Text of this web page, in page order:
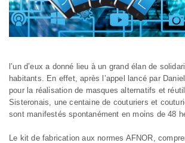
l’un d’eux a donné lieu à un grand élan de
habitants. En effet, après l’appel lancé par
pour la réalisation de masques alternatifs et
Sisteronais, une centaine de couturiers et
sont manifestés spontanément en moins de 48
Le kit de fabrication aux normes AFNOR,